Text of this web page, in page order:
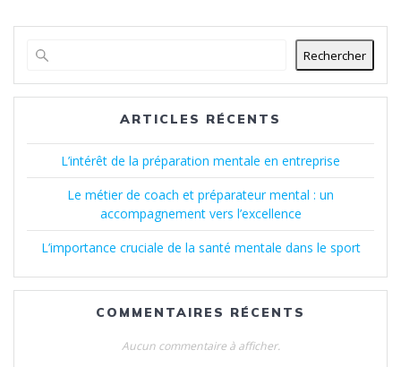
Rechercher
ARTICLES RÉCENTS
L’intérêt de la préparation mentale en entreprise
Le métier de coach et préparateur mental : un
accompagnement vers l’excellence
L’importance cruciale de la santé mentale dans le sport
COMMENTAIRES RÉCENTS
Aucun commentaire à afficher.